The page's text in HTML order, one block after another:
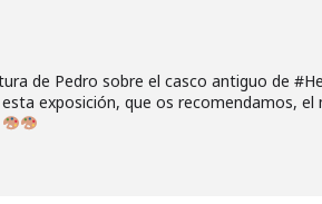
de Pedro sobre el casco antiguo de
exposición, que os recomendamos, el